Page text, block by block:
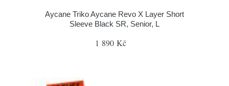
Aycane Triko Aycane Revo X Layer Short
Sleeve Black SR, Senior, L
1 890 Kč